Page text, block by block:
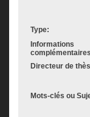
Type:
Informations
Directeur de
Mots-clés ou